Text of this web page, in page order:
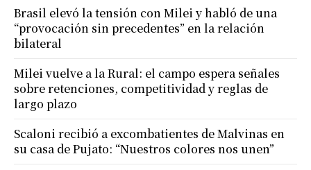
Brasil elevó la tensión con Milei y habló de una
“provocación sin precedentes” en la relación
bilateral
Milei vuelve a la Rural: el campo espera señales
sobre retenciones, competitividad y reglas de
largo plazo
Scaloni recibió a excombatientes de Malvinas en
su casa de Pujato: “Nuestros colores nos unen”